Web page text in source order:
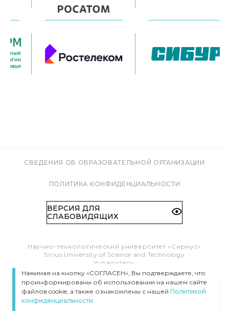
СВЕДЕНИЯ ОБ ОБРАЗОВАТЕЛЬНОЙ ОРГАНИЗАЦИИ
ПОЛИТИКА КОНФИДЕНЦИАЛЬНОСТИ
ВЕРСИЯ ДЛЯ
СЛАБОВИДЯЩИХ
Научно-технологический университет «Сириус»
Sirius University of Science and Technology
Учредитель:
Образовательный Фонд «Талант и успех»
Федеральная территория «Сириус»,
Тел.:8 (800) 100 41 55
info@siriusuniversity.ru
Нажимая на кнопку «СОГЛАСЕН», Вы подтверждаете, что
проинформированы об использовании на нашем сайте
файлов cookie, а также ознакомлены с нашей Политикой
конфиденциальности.